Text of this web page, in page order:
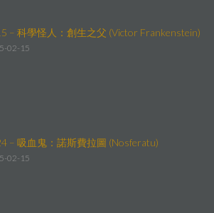
– 科學怪人：創生之父 (Victor Frankenstein)
02-15
– 吸血鬼：諾斯費拉圖 (Nosferatu)
02-15